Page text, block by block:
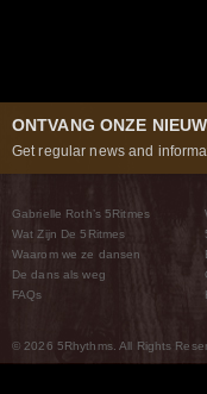
ONTVANG ONZE
Get regular news and
Gabrielle Roth’s 5Ritmes
Wat Zijn De 5Ritmes
Waarom we ze dansen
De dans als weg
FAQs
© 2026 5Rhythms. All Rights